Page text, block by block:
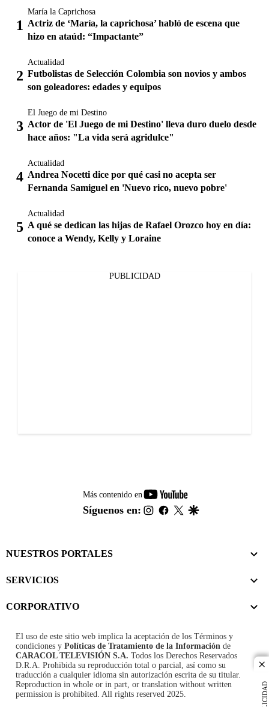
María la Caprichosa
Actriz de ‘María, la caprichosa’ habló de escena que
hizo en ataúd: “Impactante”
Actualidad
Futbolistas de Selección Colombia son novios y ambos
son goleadores: edades y equipos
El Juego de mi Destino
Actor de 'El Juego de mi Destino' lleva duro duelo desde
hace años: "La vida será agridulce"
Actualidad
Andrea Nocetti dice por qué casi no acepta ser
Fernanda Samiguel en 'Nuevo rico, nuevo pobre'
Actualidad
A qué se dedican las hijas de Rafael Orozco hoy en día:
conoce a Wendy, Kelly y Loraine
PUBLICIDAD
Más contenido en
youtube-
footer
Síguenos en: instagram
facebook
twitter
NUESTROS PORTALES
SERVICIOS
CORPORATIVO
El uso de este sitio web implica la aceptación de los Términos y
condiciones y Políticas de Tratamiento de la Información de
CARACOL TELEVISIÓN S.A. Todos los Derechos Reservados
D.R.A. Prohibida su reproducción total o parcial, así como su
traducción a cualquier idioma sin autorización escrita de su titular.
Reproduction in whole or in part, or translation without written
permission is prohibited. All rights reserved 2025.